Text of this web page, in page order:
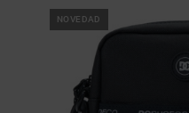
NOVEDAD